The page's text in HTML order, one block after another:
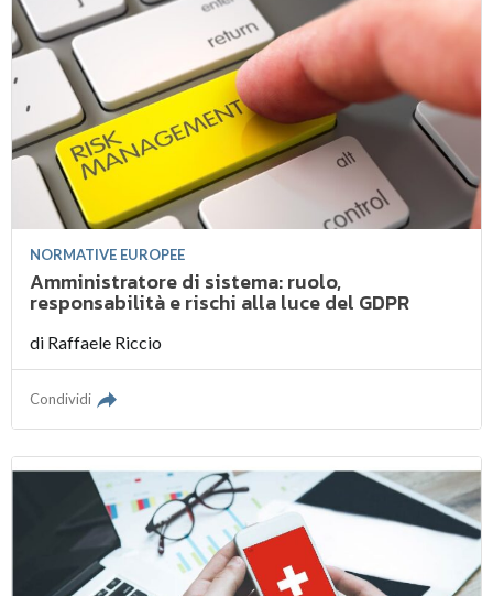
NORMATIVE EUROPEE
Amministratore di sistema: ruolo,
responsabilità e rischi alla luce del GDPR
di Raffaele Riccio
Condividi